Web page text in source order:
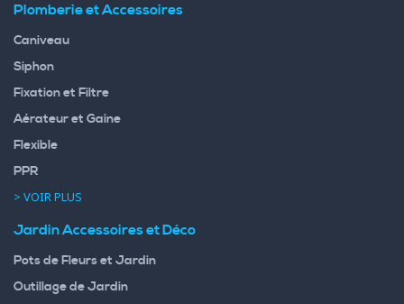
Plomberie et Accessoires
Caniveau
Siphon
Fixation et Filtre
Aérateur et Gaine
Flexible
PPR
> VOIR PLUS
Jardin Accessoires et Déco
Pots de Fleurs et Jardin
Outillage de Jardin